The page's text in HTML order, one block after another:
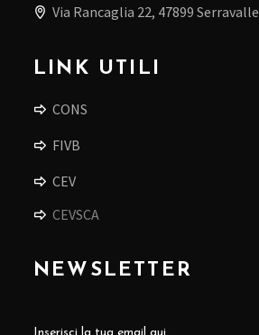
Via Rancaglia 22, 47899 Serravalle
LINK UTILI
CONS
FIVB
CEV
CEVSCA
NEWSLETTER